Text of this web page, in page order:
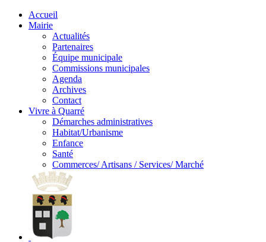
Accueil
Mairie
Actualités
Partenaires
Équipe municipale
Commissions municipales
Agenda
Archives
Contact
Vivre à Quarré
Démarches administratives
Habitat/Urbanisme
Enfance
Santé
Commerces/ Artisans / Services/ Marché